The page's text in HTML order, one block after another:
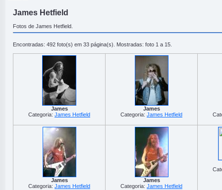
James Hetfield
Fotos de James Hetfield.
Encontradas: 492 foto(s) em 33 página(s). Mostradas: foto 1 a 15.
James
Categoria: James Hetfield
James
Categoria: James Hetfield
James
Categoria: James Hetfield
James
Categoria: James Hetfield